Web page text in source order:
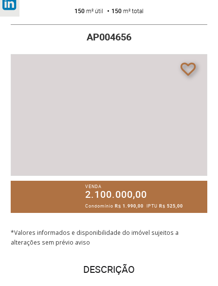
150m² útil 150m² total
AP004656
VENDA
2.100.000,00
CondomínioR$ 1.990,00 IPTUR$ 525,00
*Valores informados e disponibilidade do imóvel sujeitos a
alterações sem prévio aviso
DESCRIÇÃO